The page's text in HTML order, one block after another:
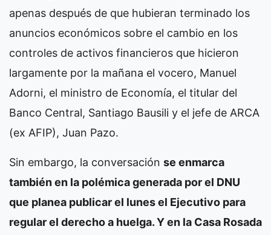
apenas después de que hubieran terminado los
anuncios económicos sobre el cambio en los
controles de activos financieros que hicieron
largamente por la mañana el vocero, Manuel
Adorni, el ministro de Economía, el titular del
Banco Central, Santiago Bausili y el jefe de ARCA
(ex AFIP), Juan Pazo.
Sin embargo, la conversación se enmarca
también en la polémica generada por el DNU
que planea publicar el lunes el Ejecutivo para
regular el derecho a huelga. Y en la Casa Rosada